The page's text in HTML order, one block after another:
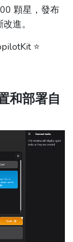
顆星，發布
進。
⭐️
和部署自